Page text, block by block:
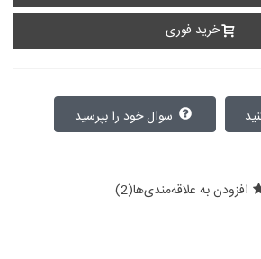
خرید فوری
افزودن به علاقه‌مندی‌ها(
2
)